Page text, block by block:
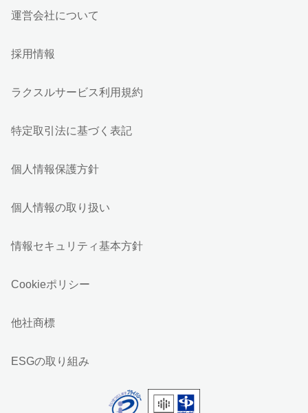
運営会社について
採用情報
ラクスルサービス利用規約
特定取引法に基づく表記
個人情報保護方針
個人情報の取り扱い
情報セキュリティ基本方針
Cookieポリシー
他社商標
ESGの取り組み